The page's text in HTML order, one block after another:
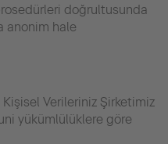
doğrultusunda
anonim hale
Verileriniz Şirketimiz
yükümlülüklere göre